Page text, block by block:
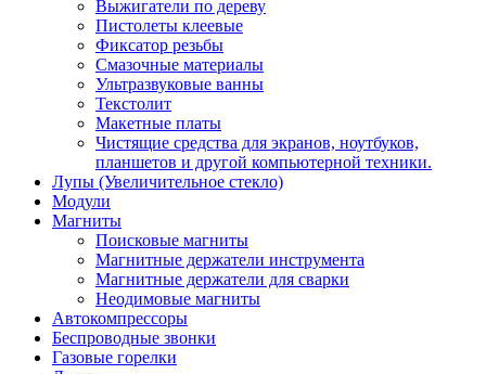
Выжигатели по дереву
Пистолеты клеевые
Фиксатор резьбы
Смазочные материалы
Ультразвуковые ванны
Текстолит
Макетные платы
Чистящие средства для экранов, ноутбуков,
планшетов и другой компьютерной техники.
Лупы (Увеличительное стекло)
Модули
Магниты
Поисковые магниты
Магнитные держатели инструмента
Магнитные держатели для сварки
Неодимовые магниты
Автокомпрессоры
Беспроводные звонки
Газовые горелки